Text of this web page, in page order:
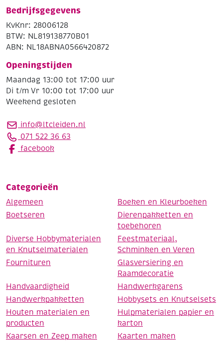
Bedrijfsgegevens
KvKnr: 28006128
BTW: NL819138770B01
ABN: NL18ABNA0566420872
Openingstijden
Maandag 13:00 tot 17:00 uur
Di t/m Vr 10:00 tot 17:00 uur
Weekend gesloten
info@ltcleiden.nl
071 522 36 63
facebook
Categorieën
Algemeen
Boeken en Kleurboeken
Boetseren
Dierenpakketten en
toebehoren
Diverse Hobbymaterialen
en Knutselmaterialen
Feestmateriaal,
Schminken en Veren
Fournituren
Glasversiering en
Raamdecoratie
Handvaardigheid
Handwerkgarens
Handwerkpakketten
Hobbysets en Knutselsets
Houten materialen en
producten
Hulpmaterialen papier en
karton
Kaarsen en Zeep maken
Kaarten maken